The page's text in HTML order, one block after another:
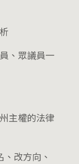
、眾議員一
主權的法律
改方向、